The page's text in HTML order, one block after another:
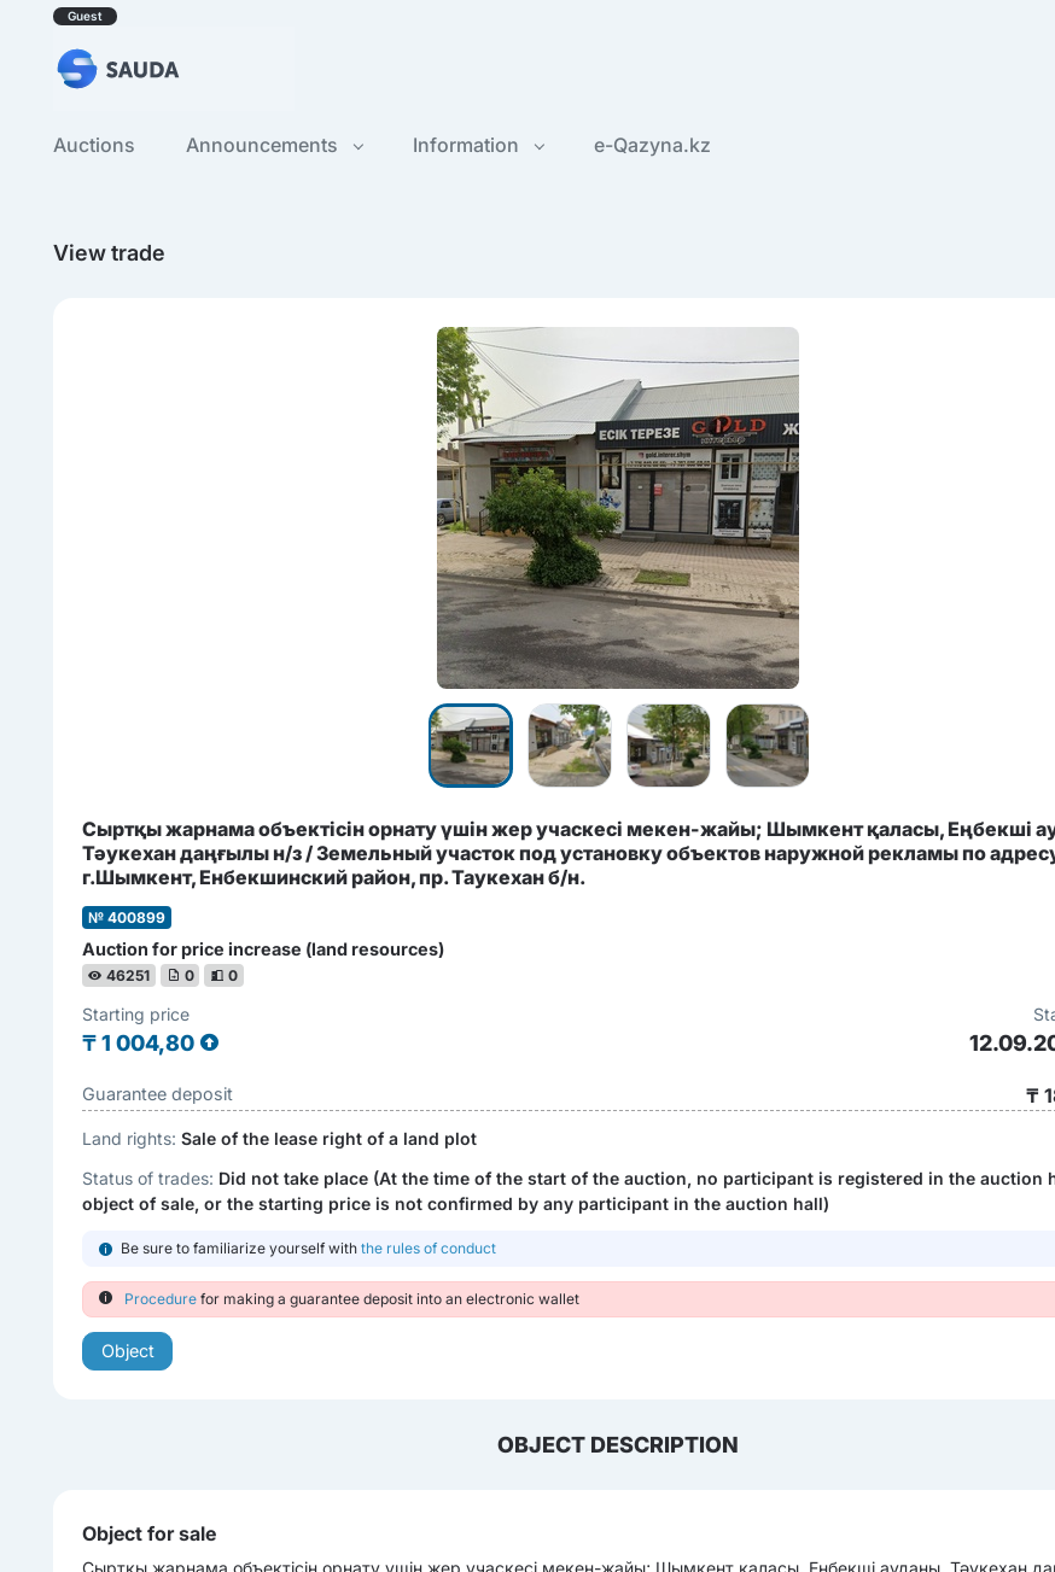
Guest
Auctions Announcements Information e-Qazyna.kz
View trade
Сыртқы жарнама объектісін орнату үшін жер учаскесі мекен-жайы; Шымкент қаласы, Еңбекші
Тәукехан даңғылы н/з / Земельный участок под установку объектов наружной рекламы по
г.Шымкент, Енбекшинский район, пр. Таукехан б/н.
№ 400899
Auction for price increase (land resources)
46251 0 0
Starting price
₸1 004,80
Guarantee deposit ₸
Land rights:Sale of the lease right of a land plot
Status of trades: Did not take place (At the time of the start of the auction, no participant is registered in the auction
object of sale, or the starting price is not confirmed by any participant in the auction hall)
Be sure to familiarize yourself withthe rules of conduct
Procedure for making a guarantee deposit into an electronic wallet
Object
OBJECT DESCRIPTION
Object for sale
Сыртқы жарнама объектісін орнату үшін жер учаскесі мекен-жайы; Шымкент қаласы, Еңбекші ауданы, Тәукехан